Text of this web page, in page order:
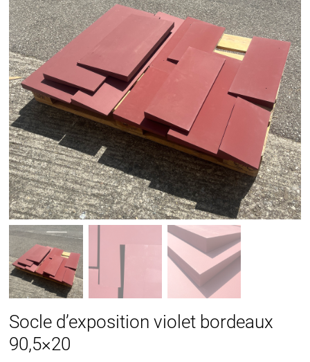
Socle d’exposition violet bordeaux
90,5×20